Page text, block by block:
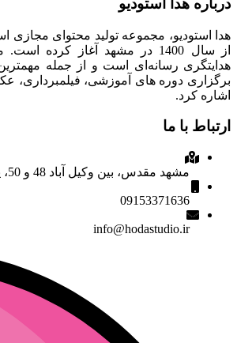
درباره هدا استودیو
هدا استودیو، مجموعه تولید محتوای مجازی
از سال 1400 در مشهد آغاز کرده
هدایتگری رسانه‌ای است و از جمله
برگزاری دوره های آموزشی،
اشاره کرد.
ارتباط با ما
مشهد مقدس، بین وکیل آباد 48 و 50، پلاک 908 (1100)
info@hodastudio.ir